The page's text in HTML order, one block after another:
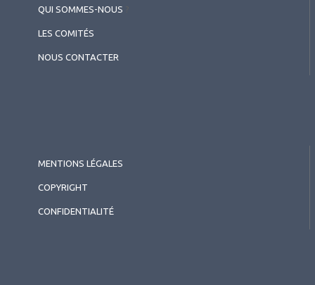
QUI SOMMES-NOUS
LES COMITÉS
NOUS CONTACTER
MENTIONS LÉGALES
COPYRIGHT
CONFIDENTIALITÉ